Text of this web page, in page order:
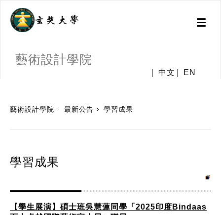
Toggle
藝術設計學院
中文 EN
藝術設計學院 最新公告 學習成果
學習成果
【學生展演】碩士班吳慧蓮同學「2025印度Bindaas